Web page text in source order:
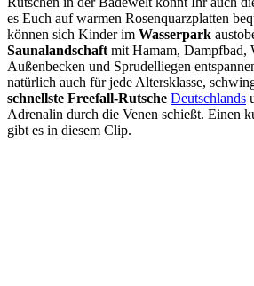
es Euch auf warmen Rosenquarzplatten
können sich Kinder im Wasserpark
Saunalandschaft mit Hamam, Dampfbad,
Außenbecken und Sprudelliegen
natürlich auch für jede Altersklasse,
schnellste Freefall-Rutsche Deutschlands
Adrenalin durch die Venen schießt. Einen
gibt es in diesem Clip.